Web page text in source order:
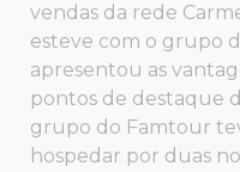
vendas da rede
esteve com o grupo
apresentou as
pontos de destaque
grupo do Famtour
hospedar por duas